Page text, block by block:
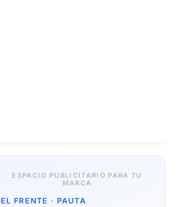
ESPACIO PUBLICITARIO PARA TU
MARCA
EL FRENTE · PAUTA